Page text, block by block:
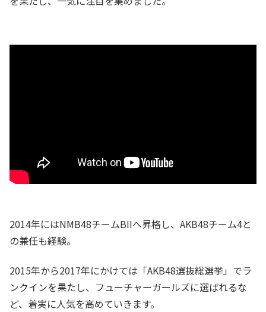
2014年にはNMB48チームBIIへ昇格し、AKB48チーム4と
の兼任も経験。
2015年から2017年にかけては「AKB48選抜総選挙」でラ
ンクインを果たし、フューチャーガールズに選ばれるな
ど、着実に人気を高めていきます。